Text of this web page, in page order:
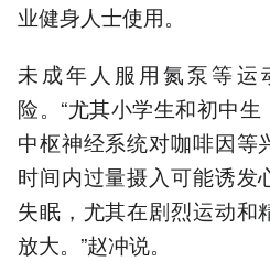
业健身人士使用。
未成年人服用氮泵等运
险。“尤其小学生和初中生
中枢神经系统对咖啡因等
时间内过量摄入可能诱发
失眠，尤其在剧烈运动和
放大。”赵冲说。